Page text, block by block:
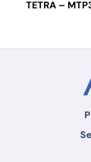
TETRA –